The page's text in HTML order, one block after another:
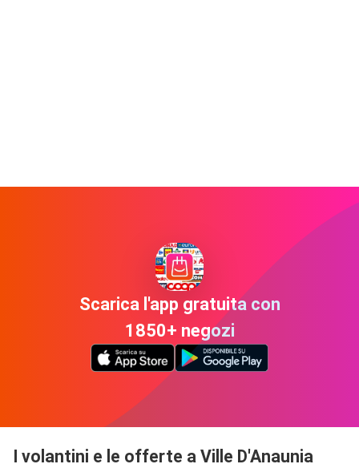
Scarica l'app gratuita con
1850+ negozi
I volantini e le offerte a Ville D'Anaunia